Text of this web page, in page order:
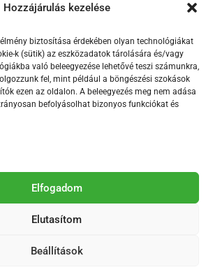
Hozzájárulás kezelése
biztosítása érdekében olyan technológiákat
k (sütik) az eszközadatok tárolására és/vagy
való beleegyezése lehetővé teszi számunkra,
fel, mint például a böngészési szokások
ezen az oldalon. A beleegyezés meg nem adása
befolyásolhat bizonyos funkciókat és
Elfogadom
Elutasítom
Beállítások
Moderálási szabályzat
T
tevékenységét a
Média Mecenatúra program
jog fenntartva, Érd Megyei Jogú Város